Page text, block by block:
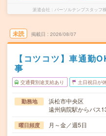
派遣会社 パーソルテンプスタッフ
未読 掲載日 2026/08/07
【コツコツ】車通勤
事
交通費別途支給あり 土日祝日が
勤務地
浜松市中央区
遠州病院駅からバス
曜日頻度 月～金／週5日